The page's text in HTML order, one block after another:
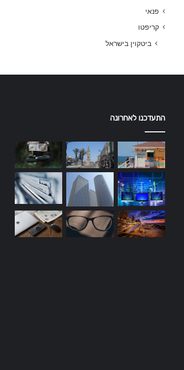
פנאי
קריפטו
ביטקוין בישראל
התעדכנו לאחרונה